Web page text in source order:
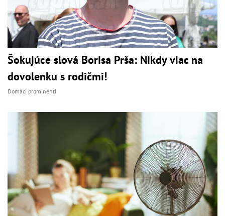
Šokujúce slová Borisa Prša: Nikdy viac na
dovolenku s rodičmi!
Domáci prominenti